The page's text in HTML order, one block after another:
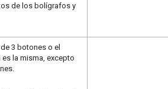
de los bolígrafos y
3 botones o el
la misma, excepto